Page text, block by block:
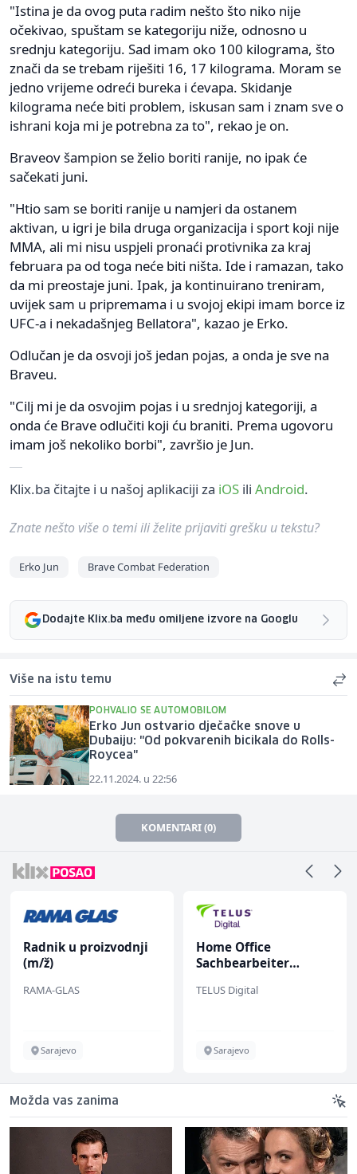
"Istina je da ovog puta radim nešto što niko nije
očekivao, spuštam se kategoriju niže, odnosno u
srednju kategoriju. Sad imam oko 100 kilograma, što
znači da se trebam riješiti 16, 17 kilograma. Moram se
jedno vrijeme odreći bureka i ćevapa. Skidanje
kilograma neće biti problem, iskusan sam i znam sve o
ishrani koja mi je potrebna za to", rekao je on.
Braveov šampion se želio boriti ranije, no ipak će
sačekati juni.
"Htio sam se boriti ranije u namjeri da ostanem
aktivan, u igri je bila druga organizacija i sport koji nije
MMA, ali mi nisu uspjeli pronaći protivnika za kraj
februara pa od toga neće biti ništa. Ide i ramazan, tako
da mi preostaje juni. Ipak, ja kontinuirano treniram,
uvijek sam u pripremama i u svojoj ekipi imam borce iz
UFC-a i nekadašnjeg Bellatora", kazao je Erko.
Odlučan je da osvoji još jedan pojas, a onda je sve na
Braveu.
"Cilj mi je da osvojim pojas i u srednjoj kategoriji, a
onda će Brave odlučiti koji ću braniti. Prema ugovoru
imam još nekoliko borbi", završio je Jun.
Klix.ba čitajte i u našoj aplikaciji za iOS ili Android.
Znate nešto više o temi ili želite prijaviti grešku u tekstu?
Erko Jun Brave Combat Federation
Dodajte Klix.ba među omiljene izvore na Googlu
Više na istu temu
POHVALIO SE AUTOMOBILOM
Erko Jun ostvario dječačke snove u
Dubaiju: "Od pokvarenih bicikala do Rolls-
Roycea"
22.11.2024. u 22:56
KOMENTARI (0)
Radnik u proizvodnji
(m/ž)
RAMA-GLAS
Sarajevo
Home Office
Sachbearbeiter
bekannten deutschen
TELUS Digital
Sarajevo
Možda vas zanima